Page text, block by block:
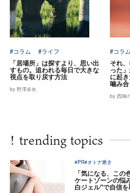
#コラム #ライフ
「居場所」は探すより、思い出
すもの。追われる毎日で大きな
視点を取り戻す方法
by 野澤卓央
#コラム
それ
った
に起
噛み
by 西陣
! trending topics
#PR#オトナ磨き
「気になる、こ
ケートゾーンの悩
白ジェル"で自信